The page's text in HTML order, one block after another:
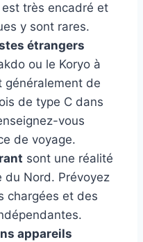
très encadré et
y sont rares.
étrangers
ou le Koryo à
généralement de
de type C dans
vous
de voyage.
sont une réalité
du Nord. Prévoyez
chargées et des
appareils